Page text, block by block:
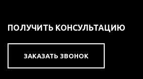
ПОЛУЧИТЬ КОНСУЛЬТАЦИЮ
ЗАКАЗАТЬ ЗВОНОК